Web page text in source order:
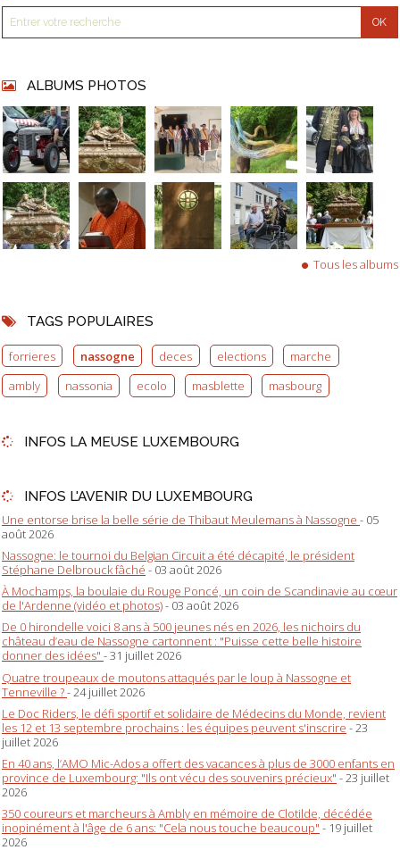
ALBUMS PHOTOS
Tous les albums
TAGS POPULAIRES
forrieres nassogne deces elections
marche
ambly
nassonia ecolo masblette masbourg
INFOS LA MEUSE LUXEMBOURG
INFOS L'AVENIR DU LUXEMBOURG
Une entorse brise la belle série de Thibaut Meulemans à Nassogne - 05
août 2026
Nassogne: le tournoi du Belgian Circuit a été décapité, le président
Stéphane Delbrouck fâché - 03 août 2026
À Mochamps, la boulaie du Rouge Poncé, un coin de Scandinavie au cœur
de l'Ardenne (vidéo et photos)- 03 août 2026
De 0 hirondelle voici 8 ans à 500 jeunes nés en 2026, les nichoirs du
château d’eau de Nassogne cartonnent : "Puisse cette belle histoire
donner des idées" - 31 juillet 2026
Quatre troupeaux de moutons attaqués par le loup à Nassogne et
Tenneville ?- 24 juillet 2026
Le Doc Riders, le défi sportif et solidaire de Médecins du Monde, revient
les 12 et 13 septembre prochains : les équipes peuvent s'inscrire - 23
juillet 2026
En 40 ans, l’AMO Mic-Ados a offert des vacances à plus de 3000 enfants en
province de Luxembourg: "Ils ont vécu des souvenirs précieux" - 23 juillet
2026
350 coureurs et marcheurs à Ambly en mémoire de Clotilde, décédée
inopinément à l'âge de 6 ans: "Cela nous touche beaucoup" - 19 juillet
2026